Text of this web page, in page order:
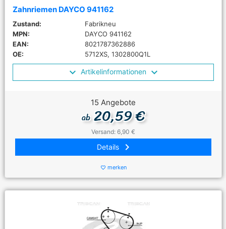
Zahnriemen DAYCO 941162
Zustand:
Fabrikneu
MPN:
DAYCO 941162
EAN:
8021787362886
OE:
5712XS, 1302800Q1L
Artikelinformationen
15 Angebote
ab20,59 €
Versand: 6,90 €
Details keyboard_arrow_right
favorite_border merken